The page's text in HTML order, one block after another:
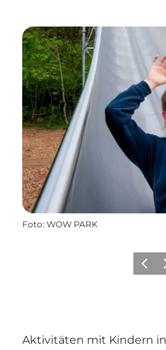
Foto: WOW PARK
Zurück
Aktivitäten mit Kindern